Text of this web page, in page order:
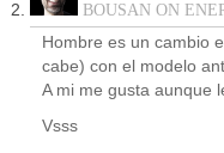
BOUSAN ON
Hombre es un cambio
cabe) con el modelo
A mi me gusta aunque
Vsss